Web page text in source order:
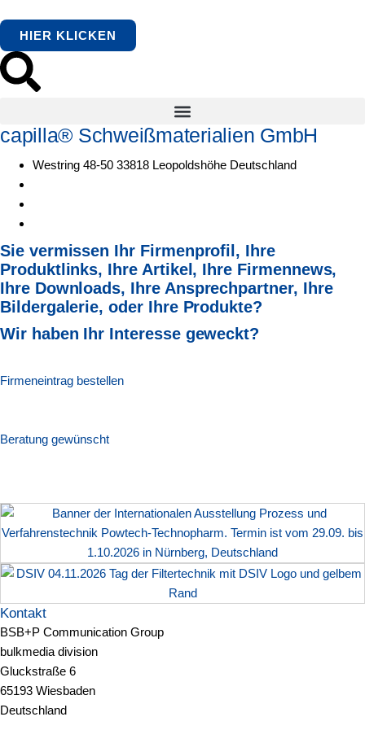
HIER KLICKEN
capilla® Schweißmaterialien GmbH
Westring 48-50 33818 Leopoldshöhe Deutschland
Sie vermissen Ihr Firmenprofil, Ihre
Produktlinks, Ihre Artikel, Ihre Firmennews,
Ihre Downloads, Ihre Ansprechpartner, Ihre
Bildergalerie, oder Ihre Produkte?
Wir haben Ihr Interesse geweckt?
Firmeneintrag bestellen
Beratung gewünscht
Kontakt
BSB+P Communication Group
bulkmedia division
Gluckstraße 6
65193 Wiesbaden
Deutschland